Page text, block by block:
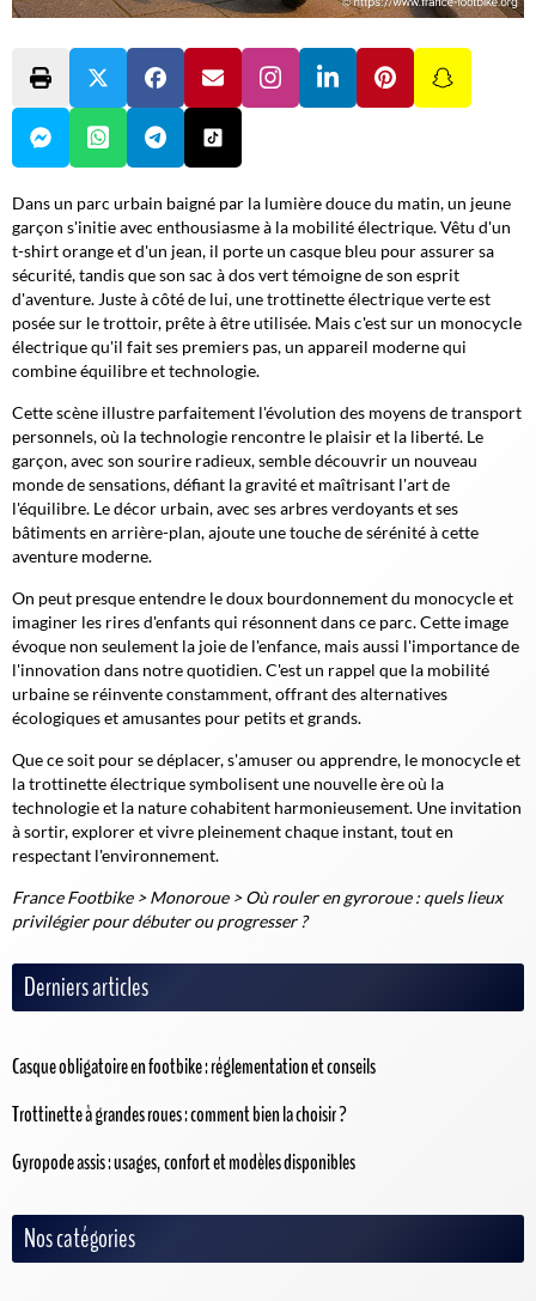
Dans un parc urbain baigné par la lumière douce du matin, un jeune
garçon s'initie avec enthousiasme à la mobilité électrique. Vêtu d'un
t-shirt orange et d'un jean, il porte un casque bleu pour assurer sa
sécurité, tandis que son sac à dos vert témoigne de son esprit
d'aventure. Juste à côté de lui, une trottinette électrique verte est
posée sur le trottoir, prête à être utilisée. Mais c'est sur un monocycle
électrique qu'il fait ses premiers pas, un appareil moderne qui
combine équilibre et technologie.
Cette scène illustre parfaitement l'évolution des moyens de transport
personnels, où la technologie rencontre le plaisir et la liberté. Le
garçon, avec son sourire radieux, semble découvrir un nouveau
monde de sensations, défiant la gravité et maîtrisant l'art de
l'équilibre. Le décor urbain, avec ses arbres verdoyants et ses
bâtiments en arrière-plan, ajoute une touche de sérénité à cette
aventure moderne.
On peut presque entendre le doux bourdonnement du monocycle et
imaginer les rires d'enfants qui résonnent dans ce parc. Cette image
évoque non seulement la joie de l'enfance, mais aussi l'importance de
l'innovation dans notre quotidien. C'est un rappel que la mobilité
urbaine se réinvente constamment, offrant des alternatives
écologiques et amusantes pour petits et grands.
Que ce soit pour se déplacer, s'amuser ou apprendre, le monocycle et
la trottinette électrique symbolisent une nouvelle ère où la
technologie et la nature cohabitent harmonieusement. Une invitation
à sortir, explorer et vivre pleinement chaque instant, tout en
respectant l'environnement.
France Footbike >Monoroue >Où rouler en gyroroue : quels lieux
privilégier pour débuter ou progresser ?
Derniers articles
Casque obligatoire en footbike : réglementation et conseils
Trottinette à grandes roues : comment bien la choisir ?
Gyropode assis : usages, confort et modèles disponibles
Nos catégories